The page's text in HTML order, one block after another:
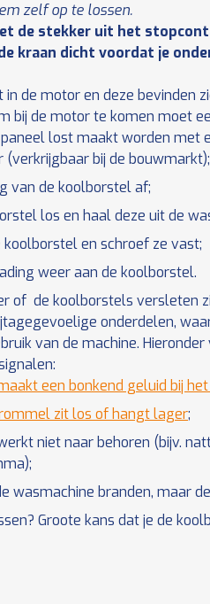
zelf op te lossen.
de stekker uit het
kraan dicht voordat je
de motor en deze bevinden
bij de motor te komen moet
lost maakt worden met
(verkrijgbaar bij de bouwmarkt);
van de koolborstel af;
los en haal deze uit de
koolborstel en schroef ze vast;
weer aan de koolborstel.
of de koolborstels versleten
onderdelen,
van de machine.
een bonkend geluid bij
zit los of hangt lager;
niet naar behoren (bijv.
wasmachine branden, maar
Groote kans dat je de